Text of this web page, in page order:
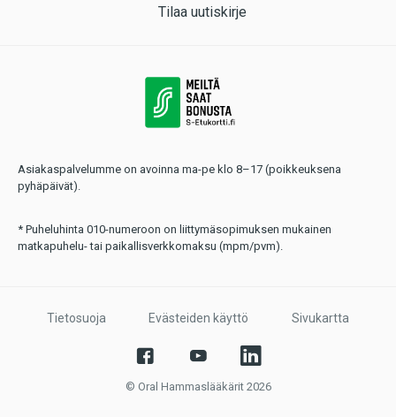
Tilaa uutiskirje
Asiakaspalvelumme on avoinna ma-pe klo 8–17 (poikkeuksena
pyhäpäivät).
* Puheluhinta 010-numeroon on liittymäsopimuksen mukainen
matkapuhelu- tai paikallisverkkomaksu (mpm/pvm).
Tietosuoja Evästeiden käyttö Sivukartta
© Oral Hammaslääkärit 2026